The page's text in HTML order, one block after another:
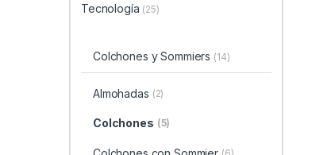
Tecnología (25)
Colchones y Sommiers (14)
Almohadas (2)
Colchones (5)